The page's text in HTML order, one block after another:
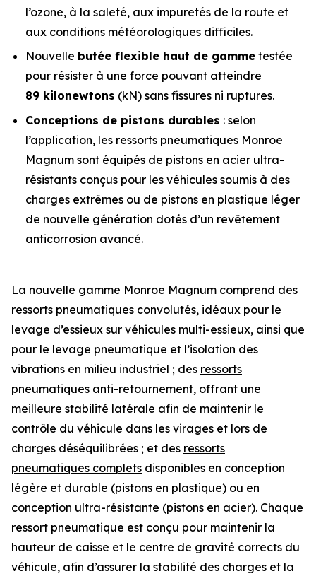
l’ozone, à la saleté, aux impuretés de la route et
aux conditions météorologiques difficiles.
Nouvelle butée flexible haut de gamme testée
pour résister à une force pouvant atteindre
89 kilonewtons (kN) sans fissures ni ruptures.
Conceptions de pistons durables : selon
l’application, les ressorts pneumatiques Monroe
Magnum sont équipés de pistons en acier ultra-
résistants conçus pour les véhicules soumis à des
charges extrêmes ou de pistons en plastique léger
de nouvelle génération dotés d’un revêtement
anticorrosion avancé.
La nouvelle gamme Monroe Magnum comprend des
ressorts pneumatiques convolutés, idéaux pour le
levage d’essieux sur véhicules multi-essieux, ainsi que
pour le levage pneumatique et l’isolation des
vibrations en milieu industriel ; des ressorts
pneumatiques anti-retournement, offrant une
meilleure stabilité latérale afin de maintenir le
contrôle du véhicule dans les virages et lors de
charges déséquilibrées ; et des ressorts
pneumatiques complets disponibles en conception
légère et durable (pistons en plastique) ou en
conception ultra-résistante (pistons en acier). Chaque
ressort pneumatique est conçu pour maintenir la
hauteur de caisse et le centre de gravité corrects du
véhicule, afin d’assurer la stabilité des charges et la